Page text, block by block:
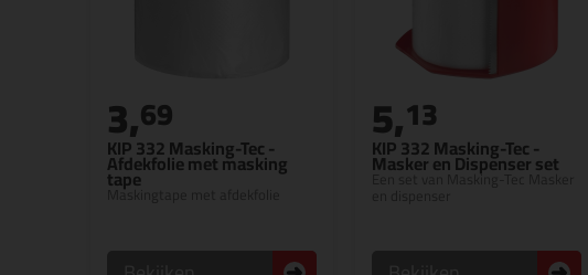
KIP 332 Masking-Tec -
Afdekfolie met masking
tape
Maskingtape met afdekfolie
3,69
KIP 332 Masking-Tec -
Masker en Dispenser set
Een set van Masking-Tec Masker
5,13